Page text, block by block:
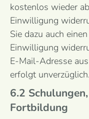
kostenlos wieder
Einwilligung
Sie dazu auch
Einwilligung
E-Mail-Adresse
erfolgt unverzüglich.
6.2
Fortbildung